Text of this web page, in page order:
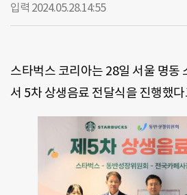
입력 2024.05.28.14:55
스타벅스 코리아는 28일 서울 명동
서 5차 상생음료 전달식을 진행했